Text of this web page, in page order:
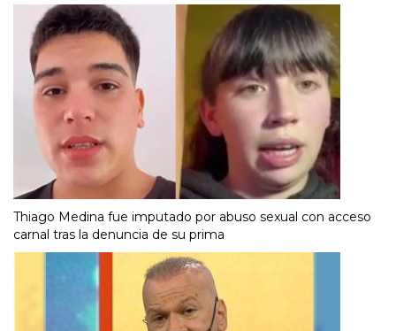
Thiago Medina fue imputado por abuso sexual con acceso
carnal tras la denuncia de su prima